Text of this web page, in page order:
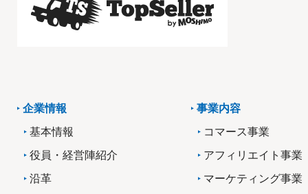
企業情報
基本情報
役員・経営陣紹介
沿革
事業内容
コマース事業
アフィリエイト事業
マーケティング事業